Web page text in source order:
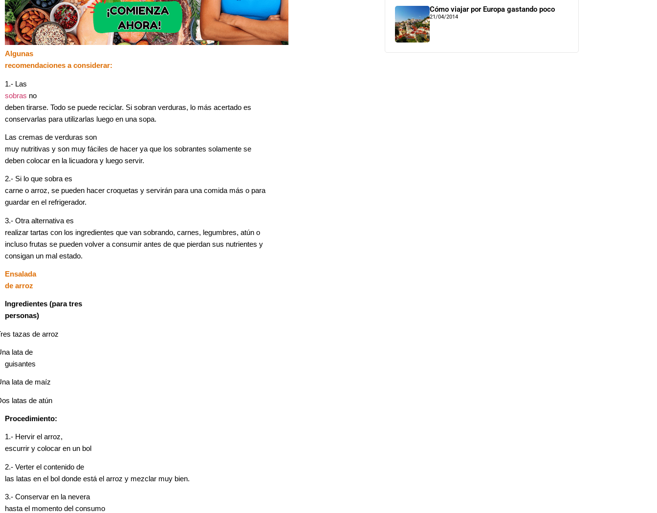
Algunas
recomendaciones a considerar:
1.- Las
sobras no
deben tirarse. Todo se puede reciclar. Si sobran verduras, lo más acertado es
conservarlas para utilizarlas luego en una sopa.
Las cremas de verduras son
muy nutritivas y son muy fáciles de hacer ya que los sobrantes solamente se
deben colocar en la licuadora y luego servir.
2.- Si lo que sobra es
carne o arroz, se pueden hacer croquetas y servirán para una comida más o para
guardar en el refrigerador.
3.- Otra alternativa es
realizar tartas con los ingredientes que van sobrando, carnes, legumbres, atún o
incluso frutas se pueden volver a consumir antes de que pierdan sus nutrientes y
consigan un mal estado.
Ensalada
de arroz
Ingredientes (para tres
personas)
tazas de arroz
lata de
guisantes
lata de maíz
latas de atún
Procedimiento:
1.- Hervir el arroz,
escurrir y colocar en un bol
2.- Verter el contenido de
las latas en el bol donde está el arroz y mezclar muy bien.
3.- Conservar en la nevera
hasta el momento del consumo
Cómo viajar por Europa gastando poco
21/04/2014